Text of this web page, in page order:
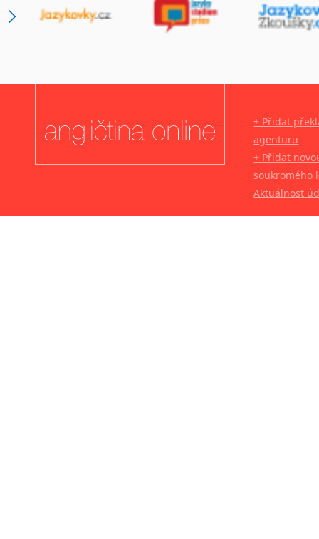
+ Přidat
agenturu
+ Přidat
soukromého
Aktuálnost